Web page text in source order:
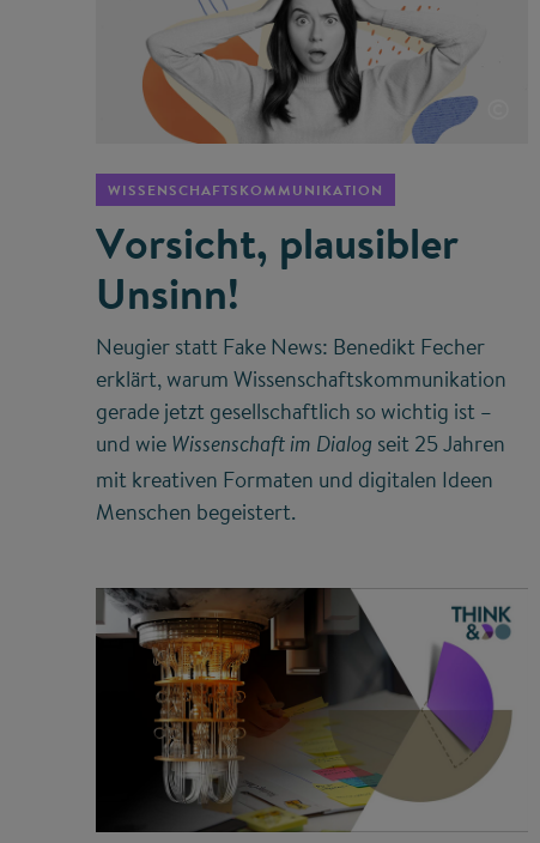
WISSENSCHAFTSKOMMUNIKATION
Vorsicht, plausibler
Unsinn!
Neugier statt Fake News: Benedikt Fecher
erklärt, warum Wissenschaftskommunikation
gerade jetzt gesellschaftlich so wichtig ist –
und wie Wissenschaft im Dialog seit 25 Jahren
mit kreativen Formaten und digitalen Ideen
Menschen begeistert.